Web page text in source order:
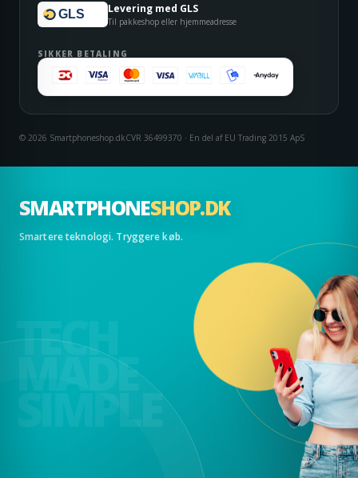
SMARTPHONESHOP.DK
Smartere teknologi. Tryggere køb.
TECH
MADE
SIMPLE
GLS Levering med GLS
Til pakkeshop eller hjemmeadresse
SIKKER BETALING
© 2026 Smartphoneshop.dkCVR 36499370 · En del af EU Trading 2015 ApS